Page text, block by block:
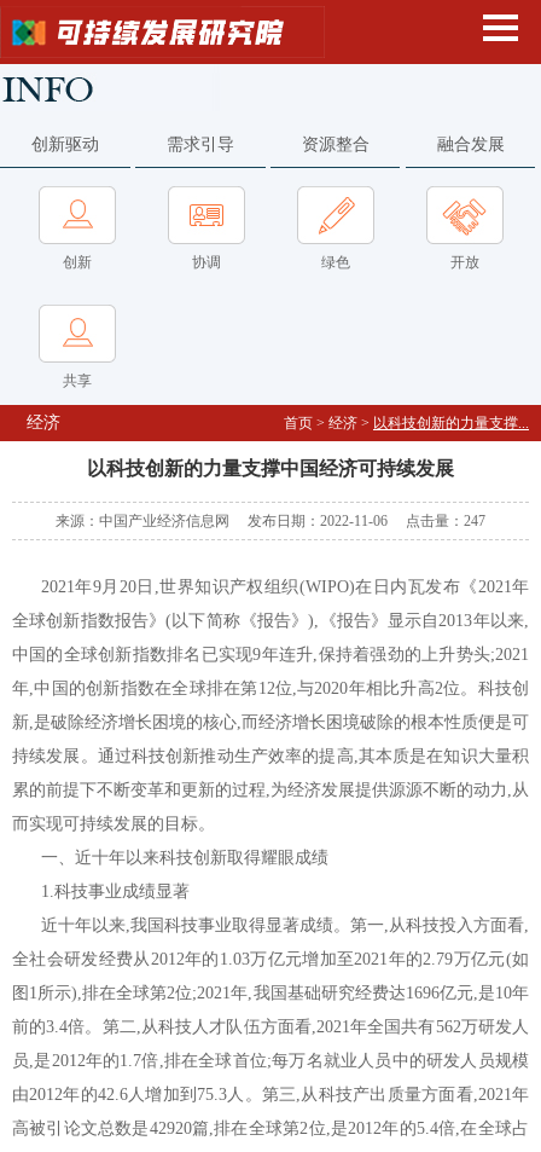
创新驱动 需求引导 资源整合 融合发展
创新 协调 绿色 开放
共享
首页 > 经济 > 以科技创新的力量支撑...
经济
以科技创新的力量支撑中国经济可持续发展
来源：中国产业经济信息网 发布日期：2022-11-06 点击量： 247
2021年9月20日,世界知识产权组织(WIPO)在日内瓦发布《2021年
全球创新指数报告》(以下简称《报告》),《报告》显示自2013年以来,
中国的全球创新指数排名已实现9年连升,保持着强劲的上升势头;2021
年,中国的创新指数在全球排在第12位,与2020年相比升高2位。科技创
新,是破除经济增长困境的核心,而经济增长困境破除的根本性质便是可
持续发展。通过科技创新推动生产效率的提高,其本质是在知识大量积
累的前提下不断变革和更新的过程,为经济发展提供源源不断的动力,从
而实现可持续发展的目标。
一、近十年以来科技创新取得耀眼成绩
1.科技事业成绩显著
近十年以来,我国科技事业取得显著成绩。第一,从科技投入方面看,
全社会研发经费从2012年的1.03万亿元增加至2021年的2.79万亿元(如
图1所示),排在全球第2位;2021年,我国基础研究经费达1696亿元,是10年
前的3.4倍。第二,从科技人才队伍方面看,2021年全国共有562万研发人
员,是2012年的1.7倍,排在全球首位;每万名就业人员中的研发人员规模
由2012年的42.6人增加到75.3人。第三,从科技产出质量方面看,2021年
高被引论文总数是42920篇,排在全球第2位,是2012年的5.4倍,在全球占